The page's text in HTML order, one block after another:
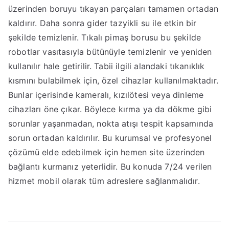
üzerinden boruyu tıkayan parçaları tamamen ortadan
kaldırır. Daha sonra gider tazyikli su ile etkin bir
şekilde temizlenir. Tıkalı pimaş borusu bu şekilde
robotlar vasıtasıyla bütünüyle temizlenir ve yeniden
kullanılır hale getirilir. Tabii ilgili alandaki tıkanıklık
kısmını bulabilmek için, özel cihazlar kullanılmaktadır.
Bunlar içerisinde kameralı, kızılötesi veya dinleme
cihazları öne çıkar. Böylece kırma ya da dökme gibi
sorunlar yaşanmadan, nokta atışı tespit kapsamında
sorun ortadan kaldırılır. Bu kurumsal ve profesyonel
çözümü elde edebilmek için hemen site üzerinden
bağlantı kurmanız yeterlidir. Bu konuda 7/24 verilen
hizmet mobil olarak tüm adreslere sağlanmalıdır.